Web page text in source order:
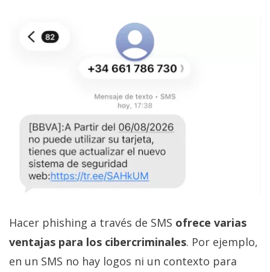
Hacer phishing a través de SMS ofrece varias
ventajas para los cibercriminales. Por ejemplo,
en un SMS no hay logos ni un contexto para